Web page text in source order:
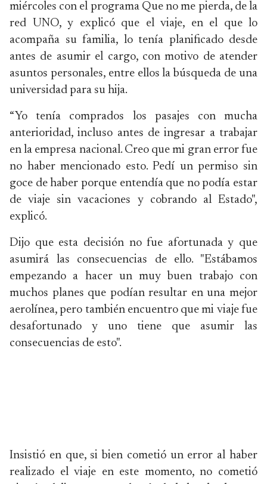
miércoles con el programa Que no me pierda, de la
red UNO, y explicó que el viaje, en el que lo
acompaña su familia, lo tenía planificado desde
antes de asumir el cargo, con motivo de atender
asuntos personales, entre ellos la búsqueda de una
universidad para su hija.
“Yo tenía comprados los pasajes con mucha
anterioridad, incluso antes de ingresar a trabajar
en la empresa nacional. Creo que mi gran error fue
no haber mencionado esto. Pedí un permiso sin
goce de haber porque entendía que no podía estar
de viaje sin vacaciones y cobrando al Estado",
explicó.
Dijo que esta decisión no fue afortunada y que
asumirá las consecuencias de ello. "Estábamos
empezando a hacer un muy buen trabajo con
muchos planes que podían resultar en una mejor
aerolínea, pero también encuentro que mi viaje fue
desafortunado y uno tiene que asumir las
consecuencias de esto".
Insistió en que, si bien cometió un error al haber
realizado el viaje en este momento, no cometió